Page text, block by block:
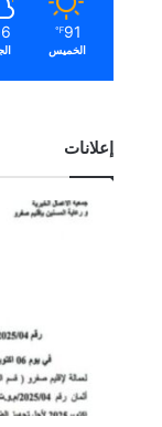
91
℉
الخميس
إعلانات